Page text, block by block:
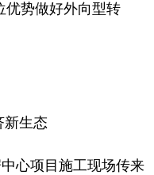
优势做好外向型转
生态
心项目施工现场传来